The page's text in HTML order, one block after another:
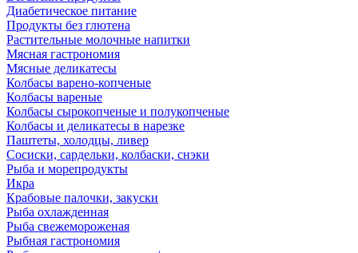
Диабетическое питание
Продукты без глютена
Растительные молочные напитки
Мясная гастрономия
Мясные деликатесы
Колбасы варено-копченые
Колбасы вареные
Колбасы сырокопченые и полукопченые
Колбасы и деликатесы в нарезке
Паштеты, холодцы, ливер
Сосиски, сардельки, колбаски, снэки
Рыба и морепродукты
Икра
Крабовые палочки, закуски
Рыба охлажденная
Рыба свежемороженая
Рыбная гастрономия